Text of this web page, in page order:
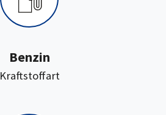
Kraftstoffart:
Benzin